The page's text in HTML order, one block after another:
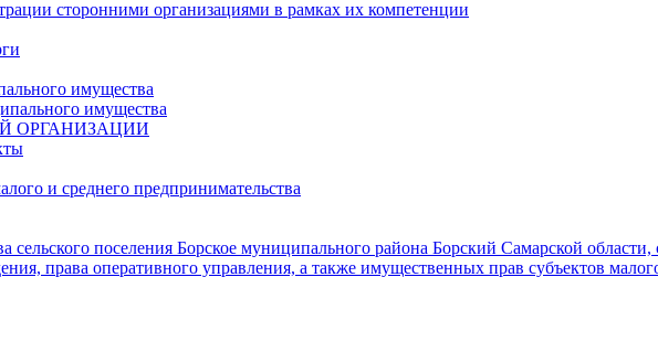
сторонними организациями в рамках их компетенции
имущества
имущества
ОРГАНИЗАЦИИ
и среднего предпринимательства
сельского поселения Борское муниципального района Борский Самарской
права оперативного управления, а также имущественных прав субъектов